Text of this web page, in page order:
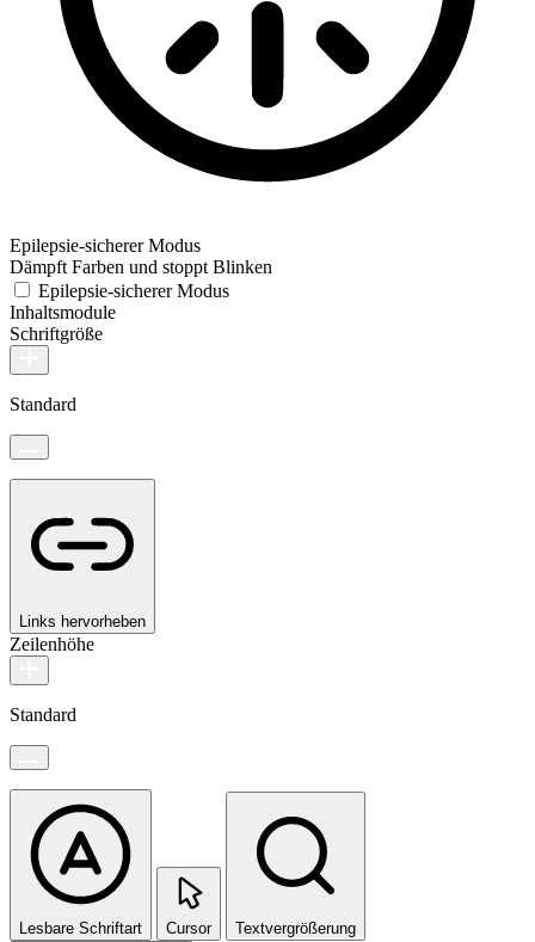
Epilepsie-sicherer Modus
Dämpft Farben und stoppt Blinken
Epilepsie-sicherer Modus
Inhaltsmodule
Schriftgröße
Standard
Links hervorheben
Zeilenhöhe
Standard
Lesbare Schriftart Cursor Textvergrößerung